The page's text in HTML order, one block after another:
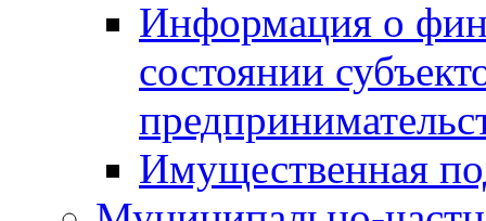
Информация о
состоянии
Имущественная